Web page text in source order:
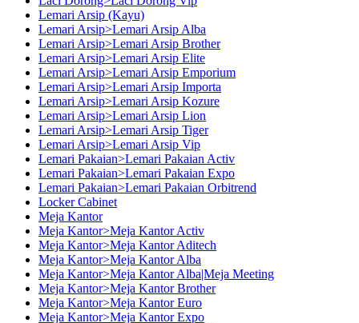
Lemari Arsip (Kayu)
Lemari Arsip>Lemari Arsip Alba
Lemari Arsip>Lemari Arsip Brother
Lemari Arsip>Lemari Arsip Elite
Lemari Arsip>Lemari Arsip Emporium
Lemari Arsip>Lemari Arsip Importa
Lemari Arsip>Lemari Arsip Kozure
Lemari Arsip>Lemari Arsip Lion
Lemari Arsip>Lemari Arsip Tiger
Lemari Arsip>Lemari Arsip Vip
Lemari Pakaian>Lemari Pakaian Activ
Lemari Pakaian>Lemari Pakaian Expo
Lemari Pakaian>Lemari Pakaian Orbitrend
Locker Cabinet
Meja Kantor
Meja Kantor>Meja Kantor Activ
Meja Kantor>Meja Kantor Aditech
Meja Kantor>Meja Kantor Alba
Meja Kantor>Meja Kantor Alba|Meja Meeting
Meja Kantor>Meja Kantor Brother
Meja Kantor>Meja Kantor Euro
Meja Kantor>Meja Kantor Expo